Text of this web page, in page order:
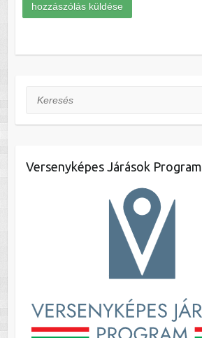
Keresés
Versenyképes Járások Program